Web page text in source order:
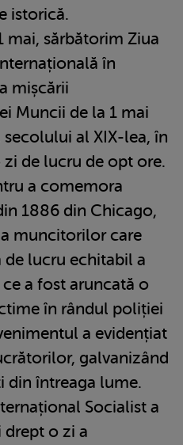
istorică.
mai, sărbătorim Ziua
în
mișcării
Muncii de la 1 mai
al XIX-lea, în
de lucru de opt ore.
a comemora
1886 din Chicago,
muncitorilor care
de lucru echitabil a
a fost aruncată o
în rândul poliției
a evidențiat
galvanizând
din întreaga lume.
Socialist a
drept o zi a